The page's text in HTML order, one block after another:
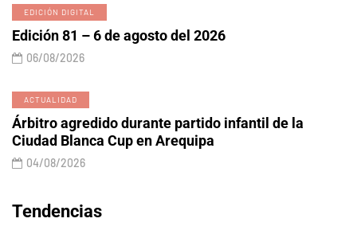
EDICIÓN DIGITAL
Edición 81 – 6 de agosto del 2026
06/08/2026
ACTUALIDAD
Árbitro agredido durante partido infantil de la
Ciudad Blanca Cup en Arequipa
04/08/2026
Tendencias